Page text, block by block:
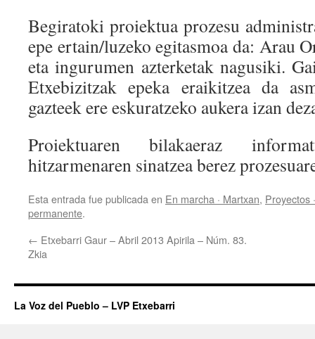
Begiratoki proiektua prozesu
epe ertain/luzeko egitasmoa da: Arau
eta ingurumen azterketak nagusiki.
Etxebizitzak epeka eraikitzea da
gazteek ere eskuratzeko aukera izan
Proiektuaren bilakaeraz
hitzarmenaren sinatzea berez
Esta entrada fue publicada en En marcha · Martxan, Proyectos
permanente.
← Etxebarri Gaur – Abril 2013 Apirila – Núm. 83.
Zkia
La Voz del Pueblo – LVP Etxebarri